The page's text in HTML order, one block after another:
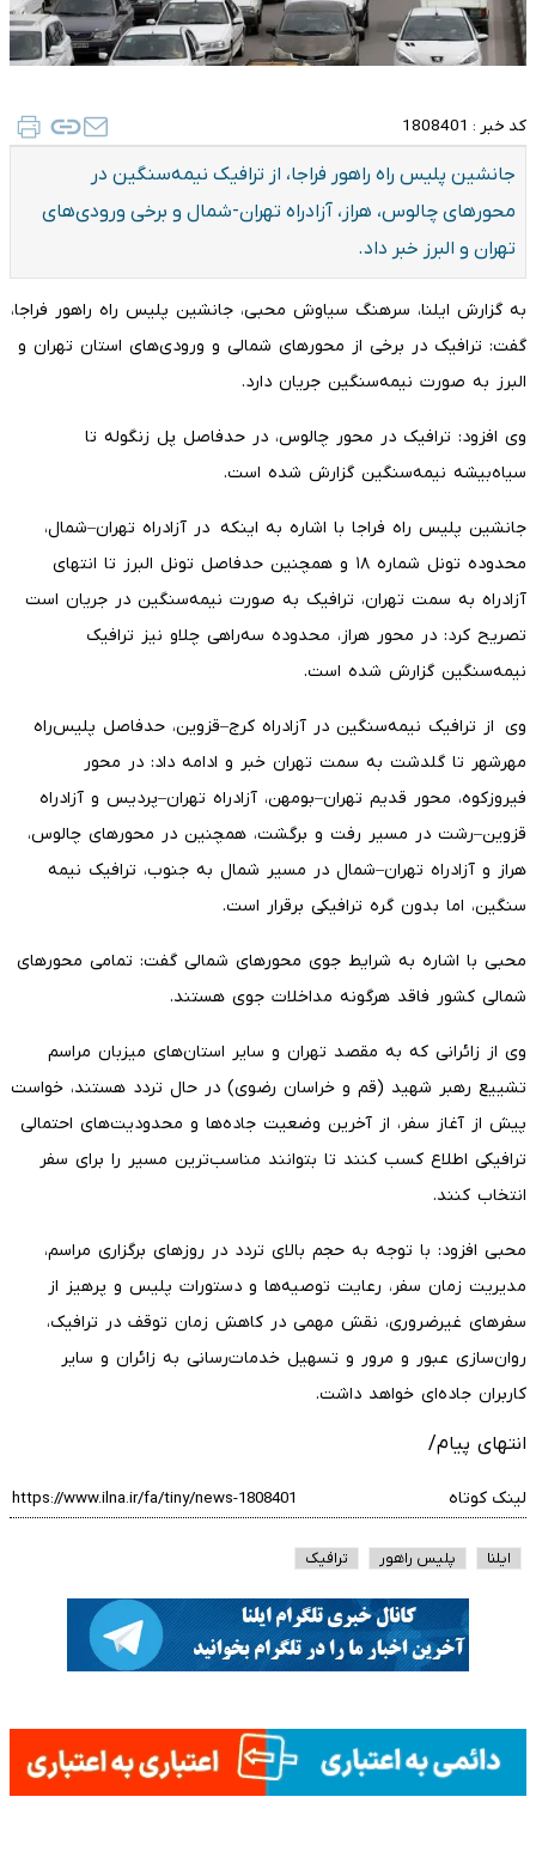
کد خبر : 1808401
جانشین پلیس راه راهور فراجا، از ترافیک نیمه‌سنگین در
محور‌های چالوس، هراز، آزادراه تهران-شمال و برخی ورودی‌های
تهران و البرز خبر داد.
به گزارش ایلنا، سرهنگ سیاوش محبی، جانشین پلیس راه راهور فراجا،
گفت: ترافیک در برخی از محور‌های شمالی و ورودی‌های استان تهران و
البرز به صورت نیمه‌سنگین جریان دارد.
وی افزود: ترافیک در محور چالوس، در حدفاصل پل زنگوله تا
سیاه‌بیشه نیمه‌سنگین گزارش شده است.
جانشین پلیس راه فراجا با اشاره به اینکه در آزادراه تهران–شمال،
محدوده تونل شماره ۱۸ و همچنین حدفاصل تونل البرز تا انتهای
آزادراه به سمت تهران، ترافیک به صورت نیمه‌سنگین در جریان است
تصریح کرد: در محور هراز، محدوده سه‌راهی چلاو نیز ترافیک
نیمه‌سنگین گزارش شده است.
وی از ترافیک نیمه‌سنگین در آزادراه کرج–قزوین، حدفاصل پلیس‌راه
مهرشهر تا گلدشت به سمت تهران خبر و ادامه داد: در محور
فیروزکوه، محور قدیم تهران–بومهن، آزادراه تهران–پردیس و آزادراه
قزوین–رشت در مسیر رفت و برگشت، همچنین در محور‌های چالوس،
هراز و آزادراه تهران–شمال در مسیر شمال به جنوب، ترافیک نیمه
سنگین، اما بدون گره ترافیکی برقرار است.
محبی با اشاره به شرایط جوی محور‌های شمالی گفت: تمامی محور‌های
شمالی کشور فاقد هرگونه مداخلات جوی هستند.
وی از زائرانی که به مقصد تهران و سایر استان‌های میزبان مراسم
تشییع رهبر شهید (قم و خراسان رضوی) در حال تردد هستند، خواست
پیش از آغاز سفر، از آخرین وضعیت جاده‌ها و محدودیت‌های احتمالی
ترافیکی اطلاع کسب کنند تا بتوانند مناسب‌ترین مسیر را برای سفر
انتخاب کنند.
محبی افزود: با توجه به حجم بالای تردد در روز‌های برگزاری مراسم،
مدیریت زمان سفر، رعایت توصیه‌ها و دستورات پلیس و پرهیز از
سفر‌های غیرضروری، نقش مهمی در کاهش زمان توقف در ترافیک،
روان‌سازی عبور و مرور و تسهیل خدمات‌رسانی به زائران و سایر
کاربران جاده‌ای خواهد داشت.
انتهای پیام/
لینک کوتاه
ایلنا پلیس راهور ترافیک